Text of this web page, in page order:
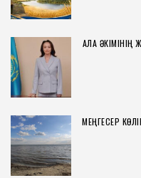
ҚАЛА
МЕҢГЕСЕР